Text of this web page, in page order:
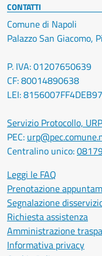
CONTATTI
Comune di Napoli
Palazzo San Giacomo,
P. IVA: 01207650639
CF: 80014890638
LEI:
Servizio Protocollo,
PEC:
Centralino unico:
Leggi le FAQ
Prenotazione
Segnalazione
Richiesta assistenza
Amministrazione
Informativa privacy